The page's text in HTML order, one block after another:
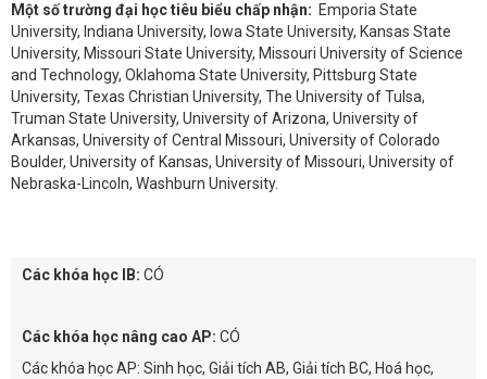
Một số trường đại học tiêu biểu chấp nhận: Emporia State
University, Indiana University, Iowa State University, Kansas State
University, Missouri State University, Missouri University of Science
and Technology, Oklahoma State University, Pittsburg State
University, Texas Christian University, The University of Tulsa,
Truman State University, University of Arizona, University of
Arkansas, University of Central Missouri, University of Colorado
Boulder, University of Kansas, University of Missouri, University of
Nebraska-Lincoln, Washburn University.
Các khóa học IB: CÓ
Các khóa học nâng cao AP: CÓ
Các khóa học AP: Sinh học, Giải tích AB, Giải tích BC, Hoá học,